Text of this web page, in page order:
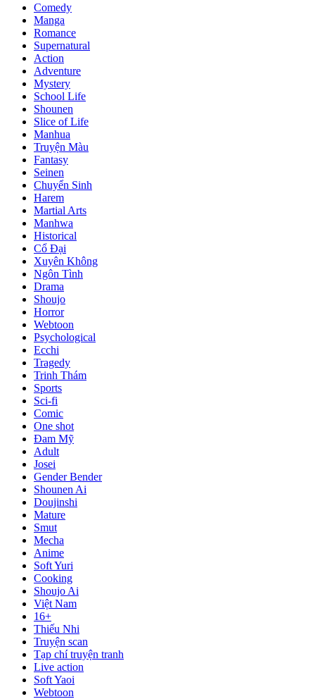
Comedy
Manga
Romance
Supernatural
Action
Adventure
Mystery
School Life
Shounen
Slice of Life
Manhua
Truyện Màu
Fantasy
Seinen
Chuyển Sinh
Harem
Martial Arts
Manhwa
Historical
Cổ Đại
Xuyên Không
Ngôn Tình
Drama
Shoujo
Horror
Webtoon
Psychological
Ecchi
Tragedy
Trinh Thám
Sports
Sci-fi
Comic
One shot
Đam Mỹ
Adult
Josei
Gender Bender
Shounen Ai
Doujinshi
Mature
Smut
Mecha
Anime
Soft Yuri
Cooking
Shoujo Ai
Việt Nam
16+
Thiếu Nhi
Truyện scan
Tạp chí truyện tranh
Live action
Soft Yaoi
Webtoon